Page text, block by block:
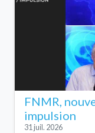
FNMR,
impulsion
31 juil. 2026